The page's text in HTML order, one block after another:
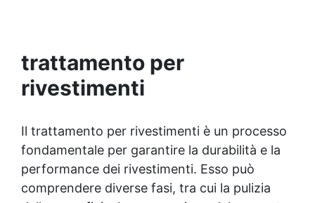
resistenti nel tempo: le resine ad alta
tecnologia garantiscono resistenza all'usura e
stabilità del colore negli anni
trattamento per
rivestimenti
Il trattamento per rivestimenti è un processo
fondamentale per garantire la durabilità e la
performance dei rivestimenti. Esso può
comprendere diverse fasi, tra cui la pulizia